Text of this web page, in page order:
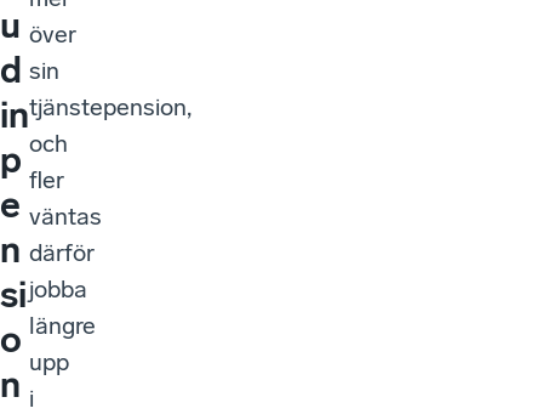
u
d
in
p
e
n
si
o
n
över
sin
tjänstepension,
och
fler
väntas
därför
jobba
längre
upp
i